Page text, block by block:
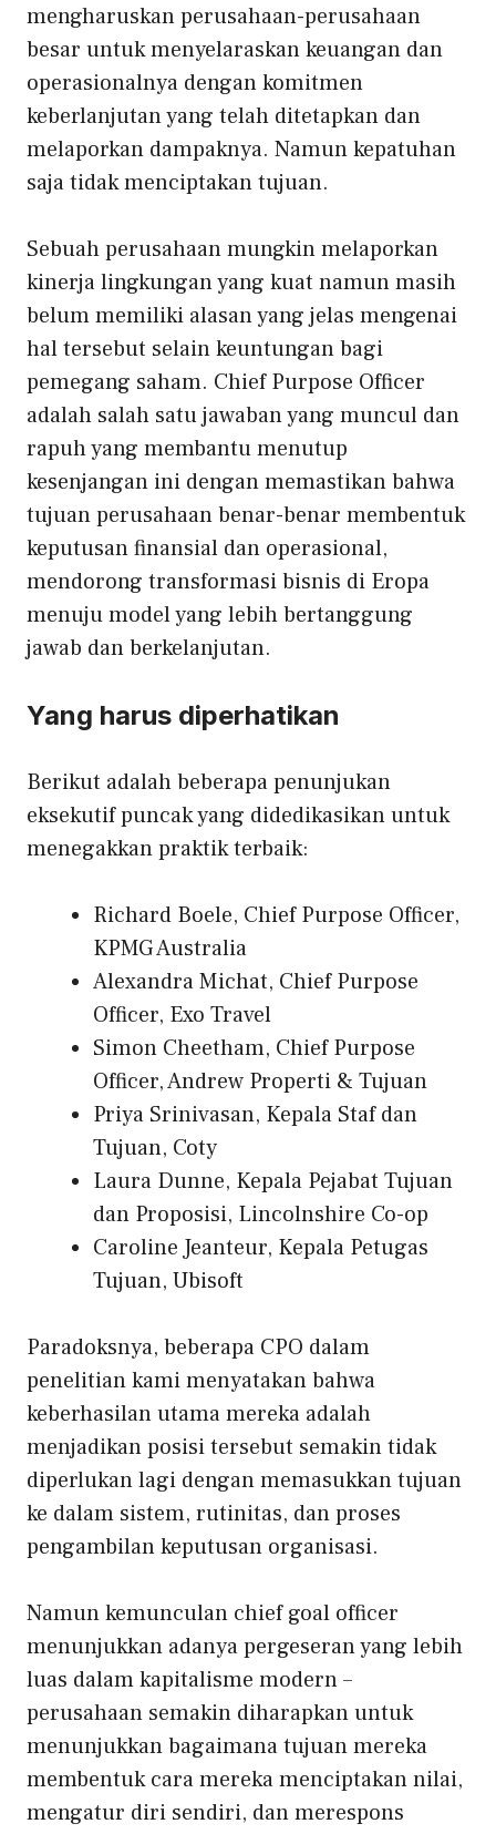
mengharuskan perusahaan-perusahaan
besar untuk menyelaraskan keuangan dan
operasionalnya dengan komitmen
keberlanjutan yang telah ditetapkan dan
melaporkan dampaknya. Namun kepatuhan
saja tidak menciptakan tujuan.
Sebuah perusahaan mungkin melaporkan
kinerja lingkungan yang kuat namun masih
belum memiliki alasan yang jelas mengenai
hal tersebut selain keuntungan bagi
pemegang saham. Chief Purpose Officer
adalah salah satu jawaban yang muncul dan
rapuh yang membantu menutup
kesenjangan ini dengan memastikan bahwa
tujuan perusahaan benar-benar membentuk
keputusan finansial dan operasional,
mendorong transformasi bisnis di Eropa
menuju model yang lebih bertanggung
jawab dan berkelanjutan.
Yang harus diperhatikan
Berikut adalah beberapa penunjukan
eksekutif puncak yang didedikasikan untuk
menegakkan praktik terbaik:
Richard Boele, Chief Purpose Officer,
KPMG Australia
Alexandra Michat, Chief Purpose
Officer, Exo Travel
Simon Cheetham, Chief Purpose
Officer, Andrew Properti & Tujuan
Priya Srinivasan, Kepala Staf dan
Tujuan, Coty
Laura Dunne, Kepala Pejabat Tujuan
dan Proposisi, Lincolnshire Co-op
Caroline Jeanteur, Kepala Petugas
Tujuan, Ubisoft
Paradoksnya, beberapa CPO dalam
penelitian kami menyatakan bahwa
keberhasilan utama mereka adalah
menjadikan posisi tersebut semakin tidak
diperlukan lagi dengan memasukkan tujuan
ke dalam sistem, rutinitas, dan proses
pengambilan keputusan organisasi.
Namun kemunculan chief goal officer
menunjukkan adanya pergeseran yang lebih
luas dalam kapitalisme modern –
perusahaan semakin diharapkan untuk
menunjukkan bagaimana tujuan mereka
membentuk cara mereka menciptakan nilai,
mengatur diri sendiri, dan merespons